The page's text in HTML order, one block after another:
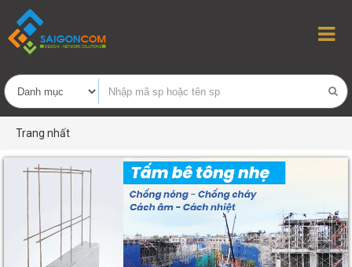
Trang nhất